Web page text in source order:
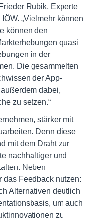
Rubik, Experte
„Vielmehr können
können den
quasi
in der
Die gesammelten
der App-
dabei,
zu setzen.“
stärker mit
Denn diese
mit dem Draht zur
nachhaltiger und
Neben
das Feedback nutzen:
Alternativen deutlich
um auch
zu